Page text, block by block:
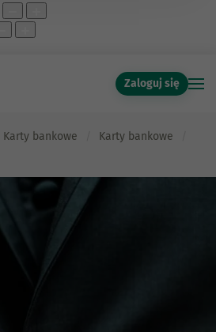
Zaloguj się
Karty bankowe
Karty bankowe